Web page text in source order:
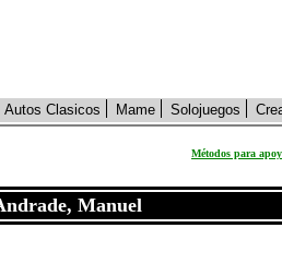
Autos Clasicos Mame Solojuegos
Métodos para
Manuel